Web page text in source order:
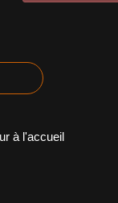
à l'accueil